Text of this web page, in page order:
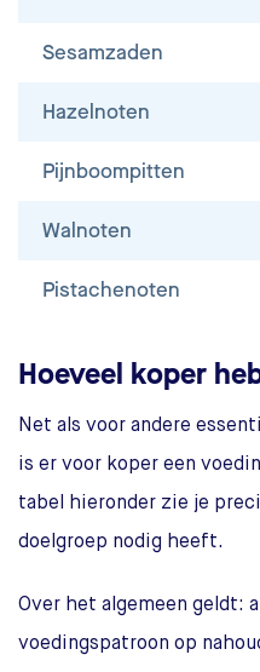
Sesamzaden
Hazelnoten
Pijnboompitten
Walnoten
Pistachenoten
Hoeveel koper
Net als voor andere
is er voor koper een
tabel hieronder zie je
doelgroep nodig heeft.
Over het algemeen geldt:
voedingspatroon op